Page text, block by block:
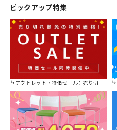
ピックアップ特集
アウトレット・特価セール：売り切れ御免の特別価格！